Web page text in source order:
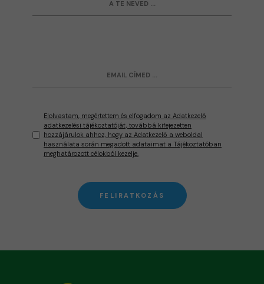
Elolvastam, megértettem és elfogadom az Adatkezelő
adatkezelési tájékoztatóját, továbbá kifejezetten
hozzájárulok ahhoz, hogy az Adatkezelő a weboldal
használata során megadott adataimat a Tájékoztatóban
meghatározott célokból kezelje.
FELIRATKOZÁS